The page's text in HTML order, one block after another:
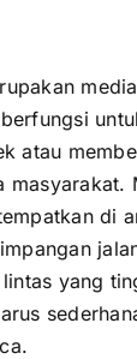
atau
masyarakat.
di
yang